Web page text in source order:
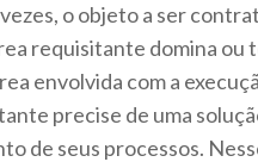
o objeto a ser
requisitante domina
envolvida com a
precise de uma
de seus processos.